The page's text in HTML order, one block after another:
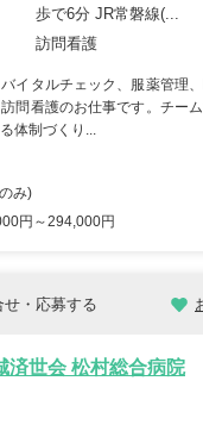
歩で6分 JR常磐線(...
訪問看護
イタルチェック、服薬管理
問看護のお仕事です。チー
体制づくり...
み)
円～294,000円
・応募する
済世会 松村総合病院